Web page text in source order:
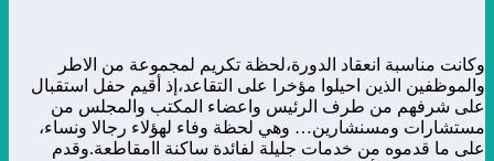
وكانت مناسبة انعقاد الدورة،لحظة تكريم لمجموعة من الاطر
والموظفين الذين احيلوا مؤخرا على التقاعد،إذ أقيم حفل استقبال
على شرفهم من طرف الرئيس واعضاء المكتب والمجلس من
مستشارات ومسنشارين… وهي لحظة وفاء لهؤلاء رجالا ونساء،
على ما قدموه من خدمات جليلة لفائدة ساكنة اامقاطعة.وقدم